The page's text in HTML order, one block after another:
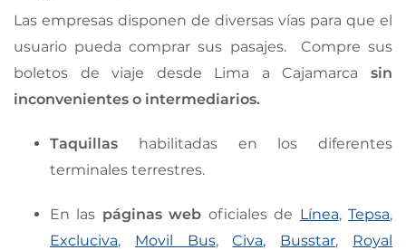
Las empresas disponen de diversas vías para que el
usuario pueda comprar sus pasajes. Compre sus
boletos de viaje desde Lima a Cajamarca sin
inconvenientes o intermediarios.
Taquillas habilitadas en los diferentes
terminales terrestres.
En las páginas web oficiales de Línea,Tepsa,
Excluciva, Movil Bus,Civa, Busstar, Royal